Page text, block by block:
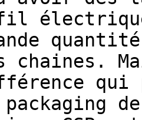
électrique
chaines.
qui